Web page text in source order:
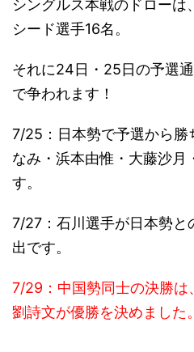
シングルス本戦のドロー
シード選手16名。
それに24日・25日の予選
で争われます！
7/25：日本勢で予選から勝
なみ・浜本由惟・大藤沙月
す。
7/27：石川選手が日本勢と
出です。
7/29：中国勢同士の決勝は
劉詩文が優勝を決めました。